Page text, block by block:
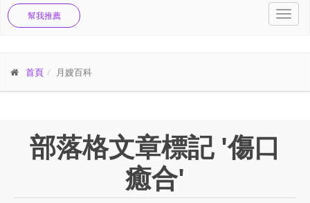
幫我推薦
首頁 月嫂百科
部落格文章標記 '傷口
癒合'